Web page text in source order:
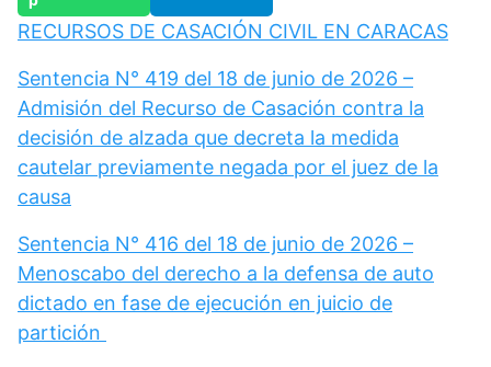
RECURSOS DE CASACIÓN CIVIL EN CARACAS
Sentencia N° 419 del 18 de junio de 2026 –
Admisión del Recurso de Casación contra la
decisión de alzada que decreta la medida
cautelar previamente negada por el juez de la
causa
Sentencia N° 416 del 18 de junio de 2026 –
Menoscabo del derecho a la defensa de auto
dictado en fase de ejecución en juicio de
partición